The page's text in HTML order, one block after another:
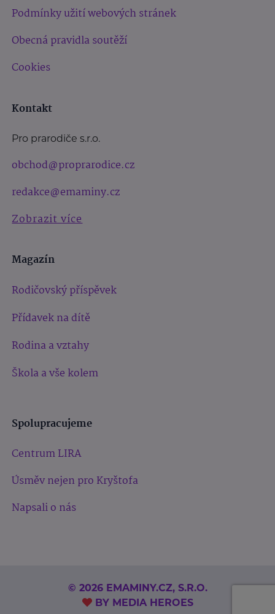
Podmínky užití webových stránek
Obecná pravidla soutěží
Cookies
Kontakt
Pro prarodiče s.r.o.
obchod@proprarodice.cz
redakce@emaminy.cz
Zobrazit více
Magazín
Rodičovský příspěvek
Přídavek na dítě
Rodina a vztahy
Škola a vše kolem
Spolupracujeme
Centrum LIRA
Úsměv nejen pro Kryštofa
Napsali o nás
© 2026 EMAMINY.CZ, S.R.O.
BY MEDIA HEROES